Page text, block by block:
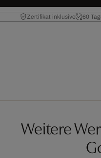
Zertifikat inklusive 60
Weitere